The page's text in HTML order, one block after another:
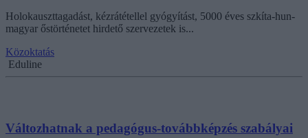
Holokauszttagadást, kézrátétellel gyógyítást, 5000 éves szkíta-hun-
magyar őstörténetet hirdető szervezetek is...
Közoktatás
Eduline
Változhatnak a pedagógus-továbbképzés szabályai